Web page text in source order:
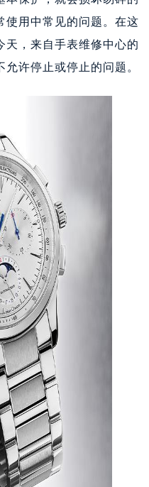
使用中常见的问题。在这
天，来自手表维修中心的
许停止或停止的问题。